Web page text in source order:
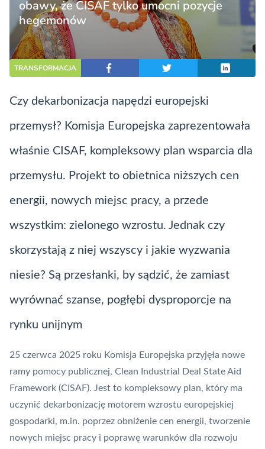
obawy, że CISAF tylko umocni pozycje
hegemonów
TRANSFORMACJA
Czy dekarbonizacja napędzi europejski
przemysł? Komisja Europejska zaprezentowała
właśnie CISAF, kompleksowy plan wsparcia dla
przemysłu. Projekt to obietnica niższych cen
energii, nowych miejsc pracy, a przede
wszystkim: zielonego wzrostu. Jednak czy
skorzystają z niej wszyscy i jakie wyzwania
niesie? Są przesłanki, by sądzić, że zamiast
wyrównać szanse, pogłębi dysproporcje na
rynku unijnym
25 czerwca 2025 roku Komisja Europejska przyjęła nowe
ramy pomocy publicznej, Clean Industrial Deal State Aid
Framework (CISAF). Jest to kompleksowy plan, który ma
uczynić dekarbonizację motorem wzrostu europejskiej
gospodarki, m.in. poprzez obniżenie cen energii, tworzenie
nowych miejsc pracy i poprawę warunków dla rozwoju